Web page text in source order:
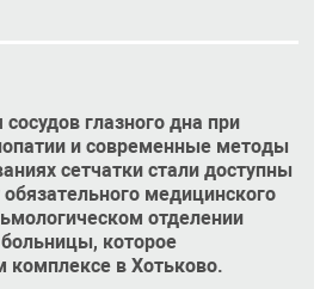
глазного дна при
и современные методы
сетчатки стали доступны
медицинского
отделении
которое
комплексе в Хотьково.